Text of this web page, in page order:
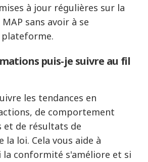
à jour régulières sur la
sans avoir à se
plateforme.
puis-je suivre au fil
les tendances en
de comportement
et de résultats de
la loi. Cela vous aide à
la conformité s'améliore et si